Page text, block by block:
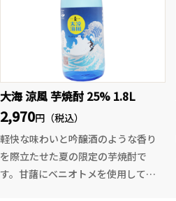
も通じる、白玉醸造の丁寧な酒づく
りの精神を、是非ご堪能ください。
大海 涼風 芋焼酎 25% 1.8L
2,970円（税込）
軽快な味わいと吟醸酒のような香り
を際立たせた夏の限定の芋焼酎で
す。甘藷にベニオトメを使用してお